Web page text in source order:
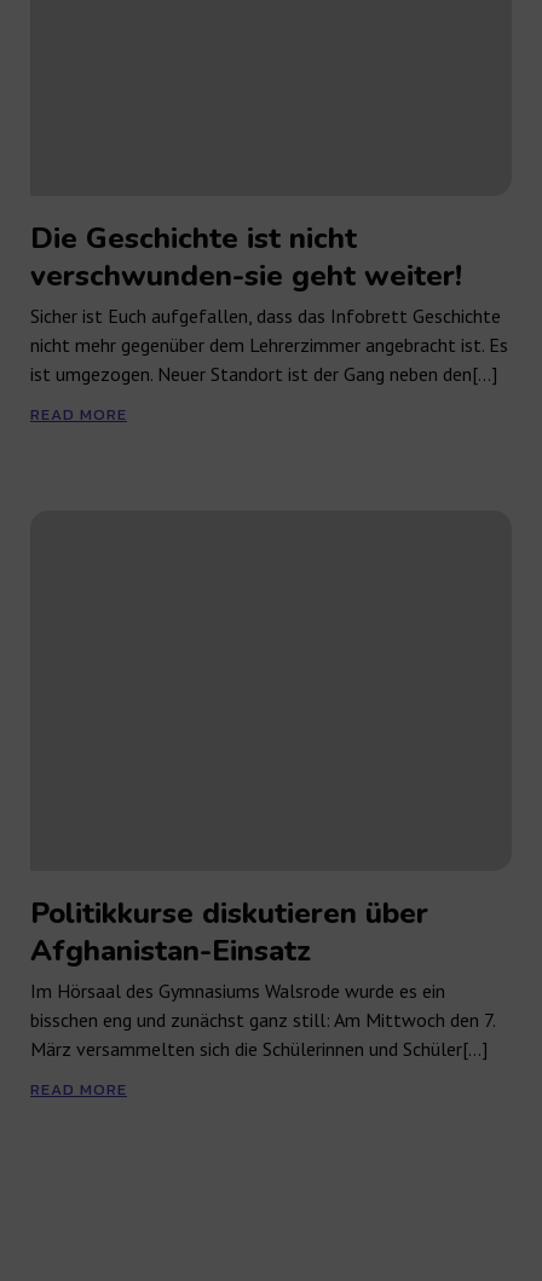
Die Geschichte ist nicht
verschwunden-sie geht weiter!
Sicher ist Euch aufgefallen, dass das Infobrett Geschichte
nicht mehr gegenüber dem Lehrerzimmer angebracht ist. Es
ist umgezogen. Neuer Standort ist der Gang neben den[…]
READ MORE
Politikkurse diskutieren über
Afghanistan-Einsatz
Im Hörsaal des Gymnasiums Walsrode wurde es ein
bisschen eng und zunächst ganz still: Am Mittwoch den 7.
März versammelten sich die Schülerinnen und Schüler[…]
READ MORE